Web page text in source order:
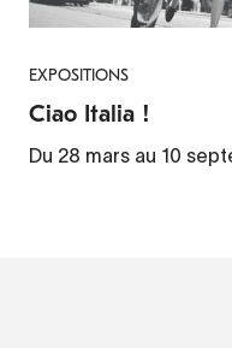
EXPOSITIONS
Ciao Italia !
Du 28 mars au 10